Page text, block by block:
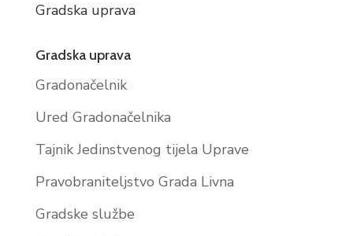
Gradska uprava
Gradska uprava
Gradonačelnik
Ured Gradonačelnika
Tajnik Jedinstvenog tijela Uprave
Pravobraniteljstvo Grada Livna
Gradske službe